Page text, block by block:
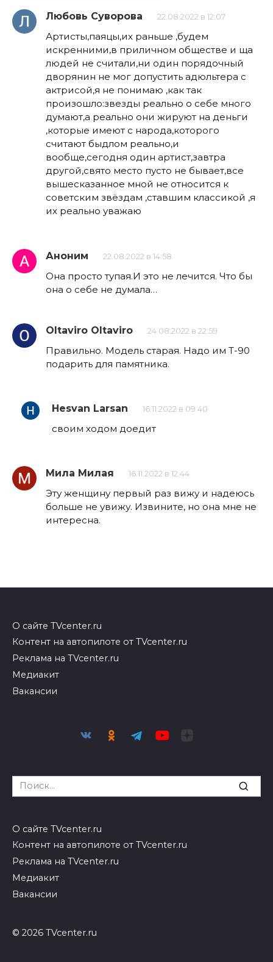
Любовь Суворова 22.08.2022 в 12:07
Артисты,паяцы,их раньше ,будем
искренними,в приличном обществе и ща
людей не считали,ни один порядочный
дворянин не мог допустить адюльтера с
актрисой,я не понимаю ,как так
произошло:звезды реально о себе много
думают,а реально они жируют на деньги
,которые имеют с народа,которого
считают быдлом реально,и
вообще,сегодня один артист,завтра
другой,свято место пусто не бывает,все
вышесказанное мной не относится к
советским звёздам ,ставшим классикой ,я
их реально уважаю
Аноним 22.08.2022 в 14:58
Она просто тупая.И это не лечится. Что бы
она о себе не думала…
Oltaviro Oltaviro 24.08.2022 в 22:59
Правильно. Модель старая. Надо им Т-90
подарить для памятника.
Hesvan Larsan 16.11.2022 в 09:40
своим ходом доедит
Мила Милая 16.11.2022 в 12:44
Эту женщину первый раз вижу и надеюсь
больше не увижу. Извините, но она мне не
интересна.
О сайте TVcenter.ru
Контент на автопилоте от TVcenter.ru
Реклама на TVcenter.ru
Медиакит
Вакансии
Search
for:
О сайте TVcenter.ru
Контент на автопилоте от TVcenter.ru
Реклама на TVcenter.ru
Медиакит
Вакансии
© 2026 TVcenter.ru